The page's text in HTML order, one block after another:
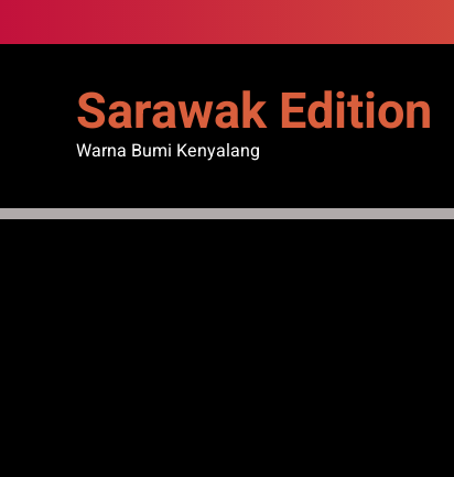
to
Sarawak Edition
Warna Bumi Kenyalang